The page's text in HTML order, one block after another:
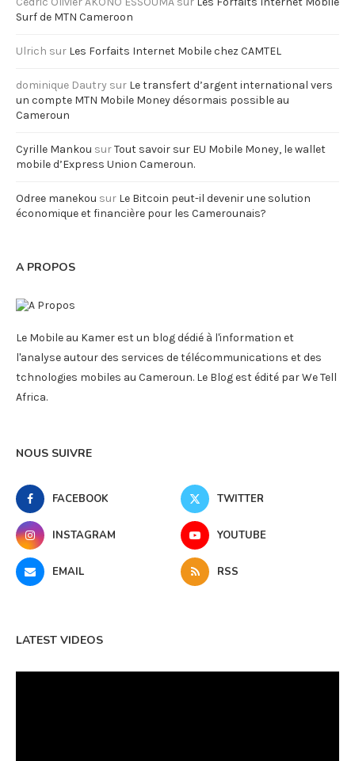
Surf de MTN Cameroon
Ulrich sur Les Forfaits Internet Mobile chez CAMTEL
dominique Dautry sur Le transfert d’argent international vers
un compte MTN Mobile Money désormais possible au
Cameroun
Cyrille Mankou surTout savoir sur EU Mobile Money, le wallet
mobile d’Express Union Cameroun.
Odree manekou sur Le Bitcoin peut-il devenir une solution
économique et financière pour les Camerounais?
A PROPOS
Le Mobile au Kamer est un blog dédié à l'information et
l'analyse autour des services de télécommunications et des
tchnologies mobiles au Cameroun. Le Blog est édité par We Tell
Africa.
NOUS SUIVRE
FACEBOOK TWITTER
INSTAGRAM YOUTUBE
EMAIL RSS
LATEST VIDEOS